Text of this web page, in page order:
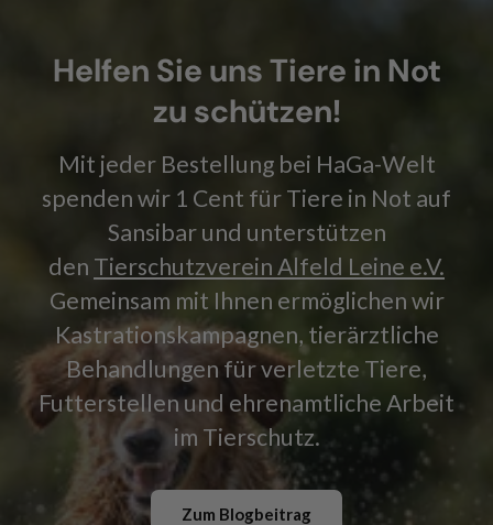
Helfen Sie uns Tiere in Not
zu schützen!
Mit jeder Bestellung bei HaGa-Welt
spenden wir 1 Cent für Tiere in Not auf
Sansibar und unterstützen
den Tierschutzverein Alfeld Leine e.V.
Gemeinsam mit Ihnen ermöglichen wir
Kastrationskampagnen, tierärztliche
Behandlungen für verletzte Tiere,
Futterstellen und ehrenamtliche Arbeit
im Tierschutz.
Zum Blogbeitrag